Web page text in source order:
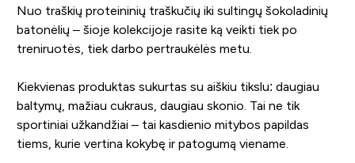
Nuo traškių proteininių traškučių iki sultingų šokoladinių
batonėlių – šioje kolekcijoje rasite ką veikti tiek po
treniruotės, tiek darbo pertraukėlės metu.
Kiekvienas produktas sukurtas su aiškiu tikslu: daugiau
baltymų, mažiau cukraus, daugiau skonio. Tai ne tik
sportiniai užkandžiai – tai kasdienio mitybos papildas
tiems, kurie vertina kokybę ir patogumą viename.